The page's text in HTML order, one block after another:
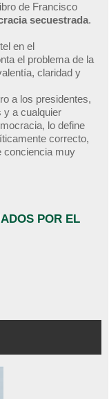
de Francisco
secuestrada.
en el
el problema de la
claridad y
a los presidentes,
y a cualquier
lo define
correcto,
conciencia muy
POR EL